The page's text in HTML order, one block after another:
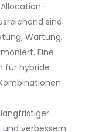
sind
Wartung,
Eine
für hybride
verbessern